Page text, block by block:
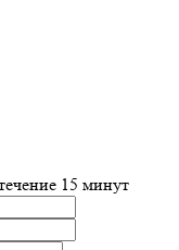
15 минут